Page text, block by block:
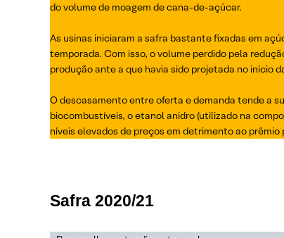
do volume de moagem de cana-de-açúcar.
As usinas iniciaram a safra bastante fixadas em
temporada. Com isso, o volume perdido pela
produção ante a que havia sido projetada no início
O descasamento entre oferta e demanda tende a
biocombustíveis, o etanol anidro (utilizado na
níveis elevados de preços em detrimento ao prêmio
Safra 2020/21